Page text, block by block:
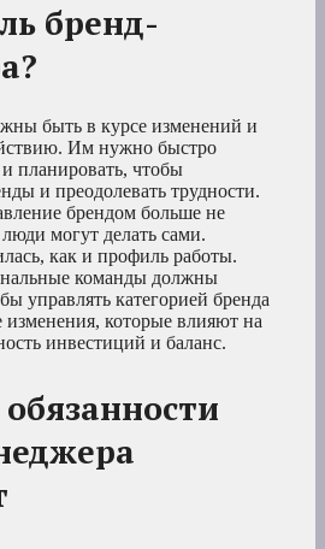
бренд-
быть в курсе изменений и
Им нужно быстро
планировать, чтобы
и преодолевать трудности.
брендом больше не
могут делать сами.
как и профиль работы.
команды должны
управлять категорией бренда
изменения, которые влияют на
инвестиций и баланс.